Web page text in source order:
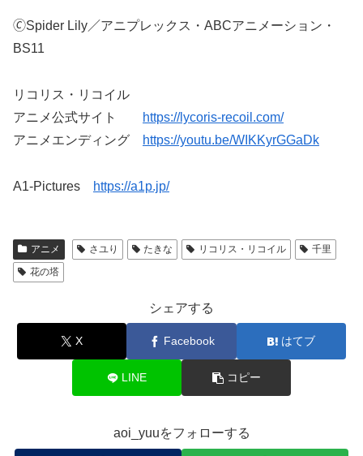
🄫Spider Lily／アニプレックス・ABCアニメーション・
BS11
リコリス・リコイル
アニメ公式サイト
https://lycoris-recoil.com/
アニメエンディング
https://youtu.be/WIKKyrGGaDk
A1-Pictures https://a1p.jp/
アニメ さユり たきな リコリス・リコイル
千里
花の塔
シェアする
X Facebook はてブ
LINE コピー
aoi_yuuをフォローする